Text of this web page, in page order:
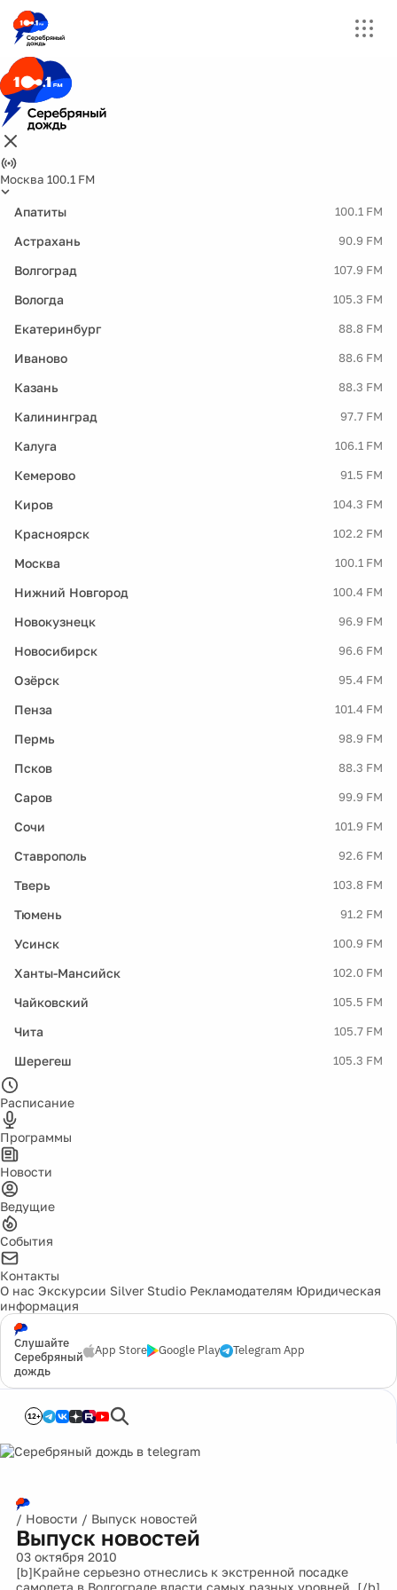
Москва 100.1 FM
Апатиты 100.1 FM
Астрахань 90.9 FM
Волгоград 107.9 FM
Вологда 105.3 FM
Екатеринбург 88.8 FM
Иваново 88.6 FM
Казань 88.3 FM
Калининград 97.7 FM
Калуга 106.1 FM
Кемерово 91.5 FM
Киров 104.3 FM
Красноярск 102.2 FM
Москва 100.1 FM
Нижний Новгород 100.4 FM
Новокузнецк 96.9 FM
Новосибирск 96.6 FM
Озёрск 95.4 FM
Пенза 101.4 FM
Пермь 98.9 FM
Псков 88.3 FM
Саров 99.9 FM
Сочи 101.9 FM
Ставрополь 92.6 FM
Тверь 103.8 FM
Тюмень 91.2 FM
Усинск 100.9 FM
Ханты-Мансийск 102.0 FM
Чайковский 105.5 FM
Чита 105.7 FM
Шерегеш 105.3 FM
Расписание
Программы
Новости
Ведущие
События
Контакты
О нас Экскурсии Silver Studio Рекламодателям Юридическая
информация
Слушайте
Серебряный
дождь
App Store Google Play Telegram App
12+
/ Новости / Выпуск новостей
Выпуск новостей
03 октября 2010
[b]Крайне серьезно отнеслись к экстренной посадке